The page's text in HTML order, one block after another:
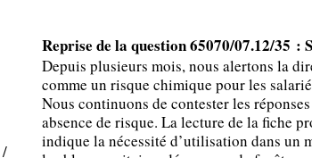
Reprise de la question 65070/07.12/35 :
Depuis plusieurs mois, nous alertons la
comme un risque chimique pour les
Nous continuons de contester les
absence de risque. La lecture de la fiche
indique la nécessité d’utilisation dans un